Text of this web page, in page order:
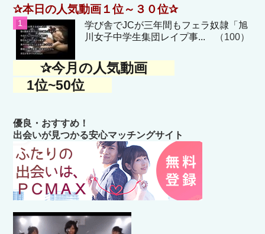
✰本日の人気動画１位～３０位✰
学び舎でJCが三年間もフェラ奴隷「旭
川女子中学生集団レイプ事... （100）
✰今月の人気動画
1位~50位
優良・おすすめ！
出会いが見つかる安心マッチングサイト